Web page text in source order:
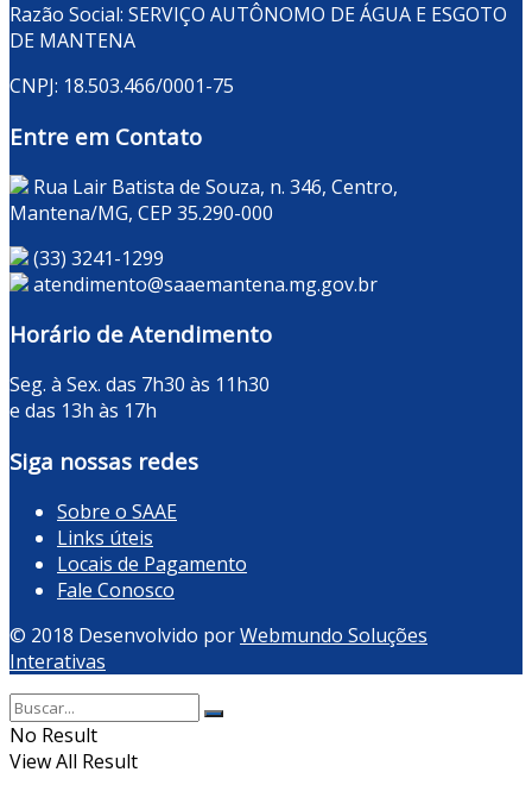
Razão Social: SERVIÇO AUTÔNOMO DE ÁGUA E ESGOTO
DE MANTENA
CNPJ: 18.503.466/0001-75
Entre em Contato
Rua Lair Batista de Souza, n. 346, Centro,
Mantena/MG, CEP 35.290-000
(33) 3241-1299
atendimento@saaemantena.mg.gov.br
Horário de Atendimento
Seg. à Sex. das 7h30 às 11h30
e das 13h às 17h
Siga nossas redes
Sobre o SAAE
Links úteis
Locais de Pagamento
Fale Conosco
© 2018 Desenvolvido porWebmundo Soluções
Interativas
No Result
View All Result